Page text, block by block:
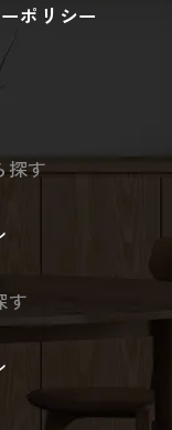
ポリシー
探す
す